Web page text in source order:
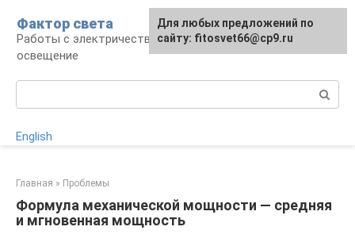
контенту
Фактор света
Работы с электричеством, электроприборы и
освещение
English
Главная » Проблемы
Формула механической мощности — средняя
и мгновенная мощность
Для любых предложений по
сайту: fitosvet66@cp9.ru